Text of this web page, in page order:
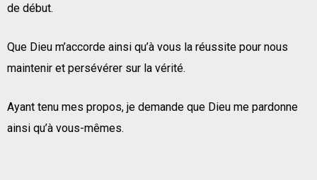
de début.
Que Dieu m’accorde ainsi qu’à vous la réussite pour nous
maintenir et persévérer sur la vérité.
Ayant tenu mes propos, je demande que Dieu me pardonne
ainsi qu’à vous-mêmes.